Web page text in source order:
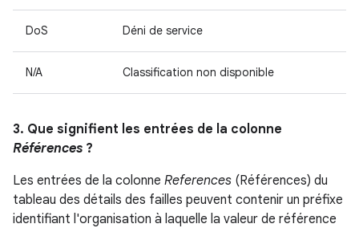
DoS Déni de service
N/A Classification non disponible
3. Que signifient les entrées de la colonne
Références ?
Les entrées de la colonne References (Références) du
tableau des détails des failles peuvent contenir un préfixe
identifiant l'organisation à laquelle la valeur de référence